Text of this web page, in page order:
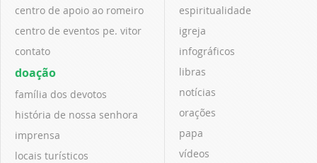
centro de apoio ao romeiro
centro de eventos pe. vitor
contato
doação
família dos devotos
história de nossa senhora
imprensa
locais turísticos
espiritualidade
igreja
infográficos
libras
notícias
orações
papa
vídeos